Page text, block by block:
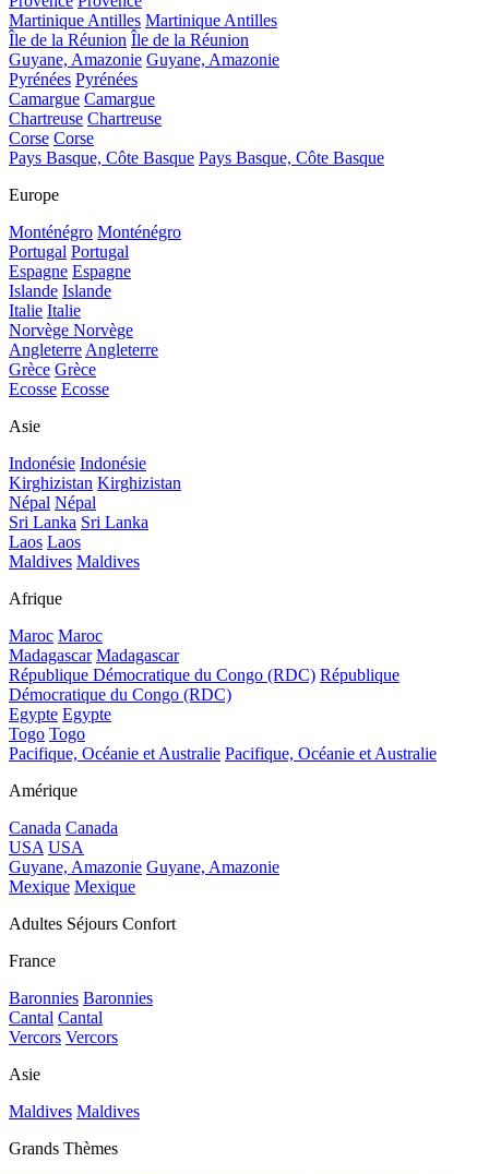
Martinique Antilles Martinique Antilles
Île de la Réunion Île de la Réunion
Guyane, Amazonie Guyane, Amazonie
Pyrénées Pyrénées
Camargue Camargue
Chartreuse Chartreuse
Corse Corse
Pays Basque, Côte Basque Pays Basque, Côte Basque
Europe
Monténégro Monténégro
Portugal Portugal
Espagne Espagne
Islande Islande
Italie Italie
Norvège Norvège
Angleterre Angleterre
Grèce Grèce
Ecosse Ecosse
Asie
Indonésie Indonésie
Kirghizistan Kirghizistan
Népal Népal
Sri Lanka Sri Lanka
Laos Laos
Maldives Maldives
Afrique
Maroc Maroc
Madagascar Madagascar
République Démocratique du Congo (RDC) République
Démocratique du Congo (RDC)
Egypte Egypte
Togo Togo
Pacifique, Océanie et Australie Pacifique, Océanie et Australie
Amérique
Canada Canada
USA USA
Guyane, Amazonie Guyane, Amazonie
Mexique Mexique
Adultes Séjours Confort
France
Baronnies Baronnies
Cantal Cantal
Vercors Vercors
Asie
Maldives Maldives
Grands Thèmes